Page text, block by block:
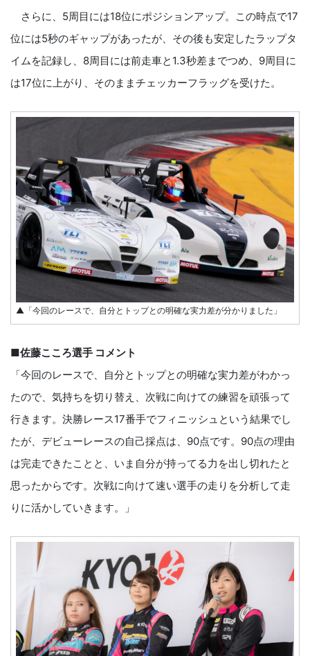
さらに、5周目には18位にポジションアップ。この時点で17
位には5秒のギャップがあったが、その後も安定したラップタ
イムを記録し、8周目には前走車と1.3秒差までつめ、9周目に
は17位に上がり、そのままチェッカーフラッグを受けた。
▲「今回のレースで、自分とトップとの明確な実力差が分かりました」
■佐藤こころ選手 コメント
「今回のレースで、自分とトップとの明確な実力差がわかっ
たので、気持ちを切り替え、次戦に向けての練習を頑張って
行きます。決勝レース17番手でフィニッシュという結果でし
たが、デビューレースの自己採点は、90点です。90点の理由
は完走できたことと、いま自分が持ってる力を出し切れたと
思ったからです。次戦に向けて速い選手の走りを分析して走
りに活かしていきます。」